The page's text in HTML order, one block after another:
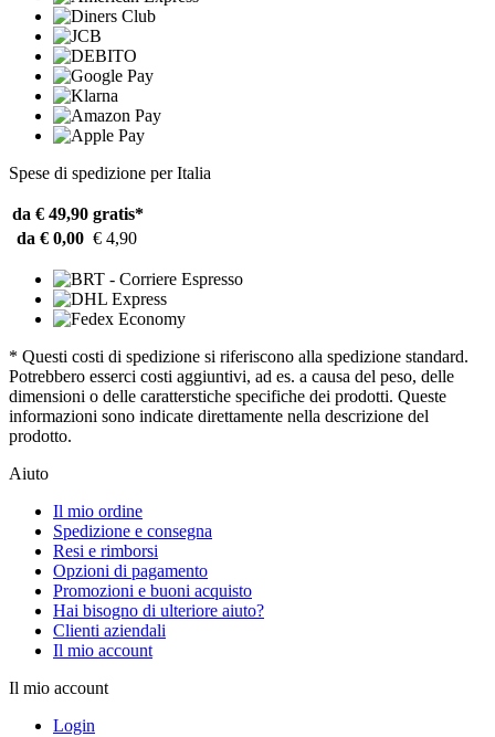
Spese di spedizione per Italia
da € 49,90 gratis*
da € 0,00 € 4,90
* Questi costi di spedizione si riferiscono alla spedizione standard.
Potrebbero esserci costi aggiuntivi, ad es. a causa del peso, delle
dimensioni o delle caratterstiche specifiche dei prodotti. Queste
informazioni sono indicate direttamente nella descrizione del
prodotto.
Aiuto
Il mio ordine
Spedizione e consegna
Resi e rimborsi
Opzioni di pagamento
Promozioni e buoni acquisto
Hai bisogno di ulteriore aiuto?
Clienti aziendali
Il mio account
Il mio account
Login